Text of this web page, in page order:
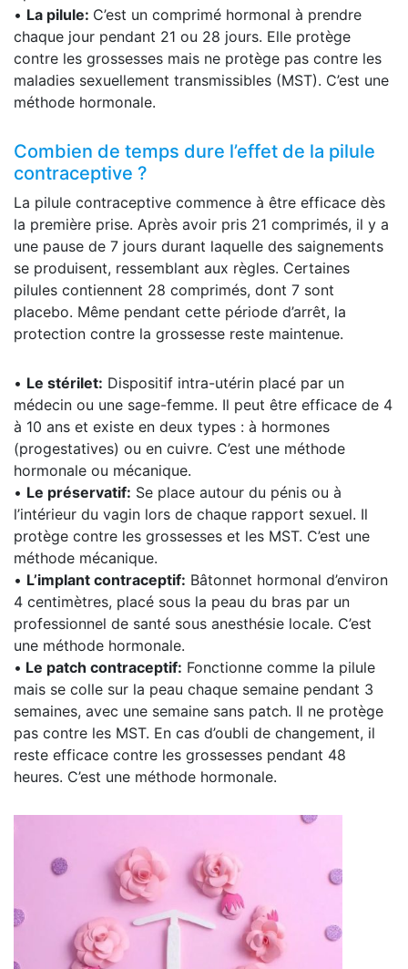
• La pilule: C’est un comprimé hormonal à prendre
chaque jour pendant 21 ou 28 jours. Elle protège
contre les grossesses mais ne protège pas contre les
maladies sexuellement transmissibles (MST). C’est une
méthode hormonale.
Combien de temps dure l’effet de la pilule
contraceptive ?
La pilule contraceptive commence à être efficace dès
la première prise. Après avoir pris 21 comprimés, il y a
une pause de 7 jours durant laquelle des saignements
se produisent, ressemblant aux règles. Certaines
pilules contiennent 28 comprimés, dont 7 sont
placebo. Même pendant cette période d’arrêt, la
protection contre la grossesse reste maintenue.
• Le stérilet: Dispositif intra-utérin placé par un
médecin ou une sage-femme. Il peut être efficace de 4
à 10 ans et existe en deux types : à hormones
(progestatives) ou en cuivre. C’est une méthode
hormonale ou mécanique.
• Le préservatif: Se place autour du pénis ou à
l’intérieur du vagin lors de chaque rapport sexuel. Il
protège contre les grossesses et les MST. C’est une
méthode mécanique.
• L’implant contraceptif: Bâtonnet hormonal d’environ
4 centimètres, placé sous la peau du bras par un
professionnel de santé sous anesthésie locale. C’est
une méthode hormonale.
• Le patch contraceptif: Fonctionne comme la pilule
mais se colle sur la peau chaque semaine pendant 3
semaines, avec une semaine sans patch. Il ne protège
pas contre les MST. En cas d’oubli de changement, il
reste efficace contre les grossesses pendant 48
heures. C’est une méthode hormonale.